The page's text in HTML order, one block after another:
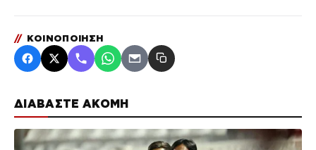
ΔΙΑΒΑΣΤΕ ΑΚΟΜΗ
// ΚΟΙΝΟΠΟΙΗΣΗ